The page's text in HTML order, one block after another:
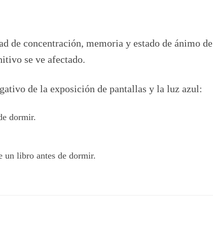
de concentración, memoria y estado de ánimo de
se ve afectado.
de la exposición de pantallas y la luz azul:
dormir.
un libro antes de dormir.